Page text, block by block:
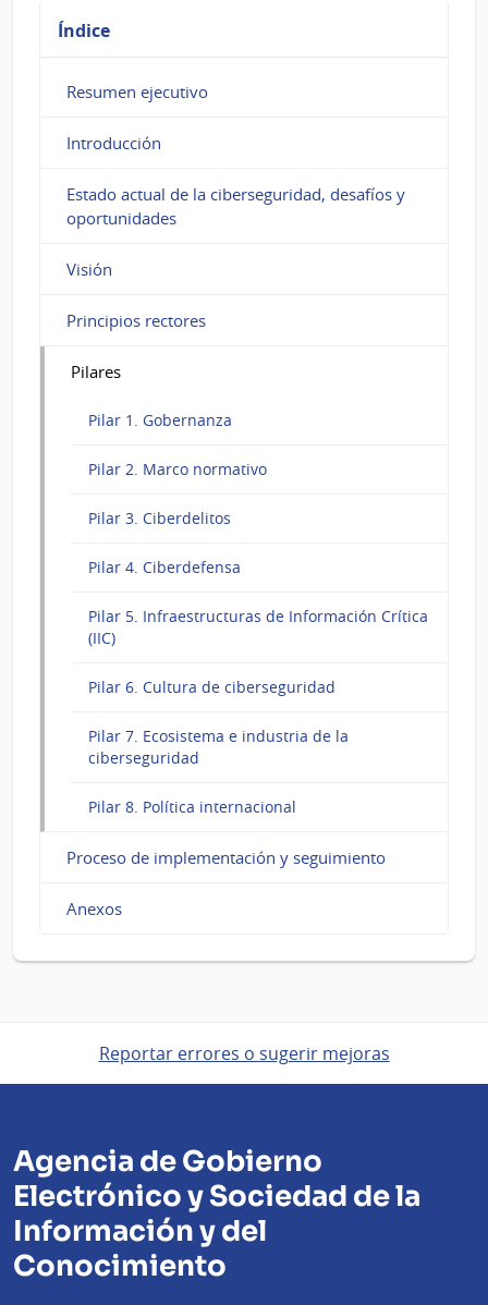
Índice
Resumen ejecutivo
Introducción
Estado actual de la ciberseguridad, desafíos y
oportunidades
Visión
Principios rectores
Pilares
Pilar 1. Gobernanza
Pilar 2. Marco normativo
Pilar 3. Ciberdelitos
Pilar 4. Ciberdefensa
Pilar 5. Infraestructuras de Información Crítica
(IIC)
Pilar 6. Cultura de ciberseguridad
Pilar 7. Ecosistema e industria de la
ciberseguridad
Pilar 8. Política internacional
Proceso de implementación y seguimiento
Anexos
Reportar errores o sugerir mejoras
Agencia de Gobierno
Electrónico y Sociedad de la
Información y del
Conocimiento